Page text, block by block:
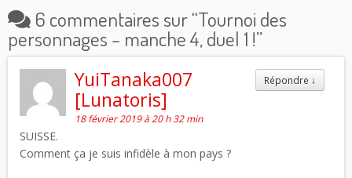
6 commentaires sur “Tournoi des
personnages – manche 4, duel 1 !”
Répondre ↓
YuiTanaka007
[Lunatoris]
18 février 2019 à 20 h 32 min
SUISSE.
Comment ça je suis infidèle à mon pays ?